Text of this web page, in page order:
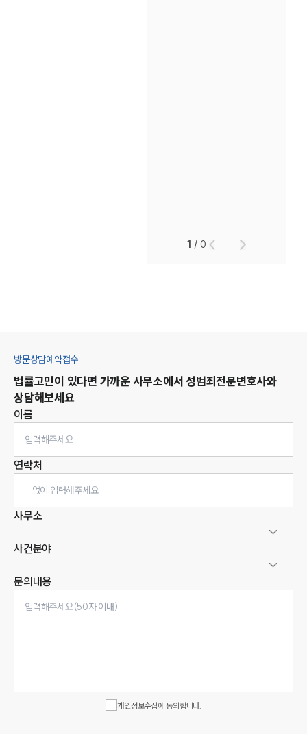
1 /0
방문상담예약접수
법률고민이 있다면 가까운 사무소에서 성범죄전문변호사와
상담해보세요
이름
연락처
사무소
사건분야
문의내용
개인정보수집에 동의합니다.